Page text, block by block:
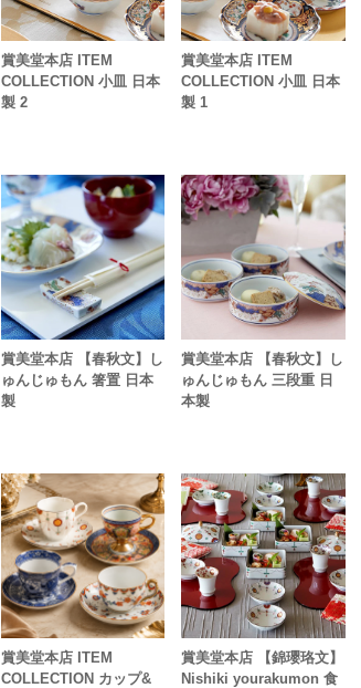
賞美堂本店 ITEM
COLLECTION 小皿 日本
製 2
賞美堂本店 ITEM
COLLECTION 小皿 日本
製 1
賞美堂本店 【春秋文】し
ゅんじゅもん 箸置 日本
製
賞美堂本店 【春秋文】し
ゅんじゅもん 三段重 日
本製
賞美堂本店 ITEM
COLLECTION カップ&
賞美堂本店 【錦瓔珞文】
Nishiki yourakumon 食